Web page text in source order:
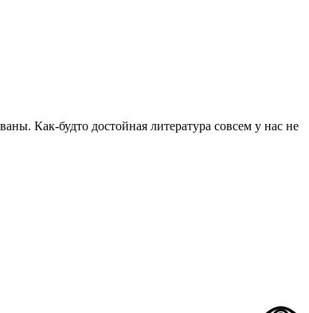
Как-будто достойная литература совсем у нас не